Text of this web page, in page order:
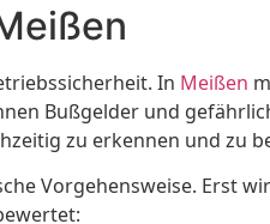
In Meißen
Bußgelder und
zu erkennen und zu
Vorgehensweise.